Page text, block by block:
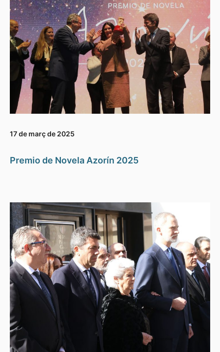
17 de març de 2025
Premio de Novela Azorín 2025